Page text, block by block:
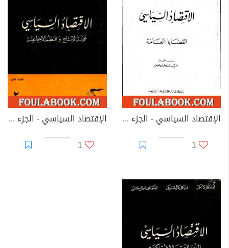
الإقتصاد السياسي - الجزء الأول - القضايا العامة
1
الإقتصاد السياسي - الجزء الثاني - عملية الانتاج والنظم الاجتماعية
1